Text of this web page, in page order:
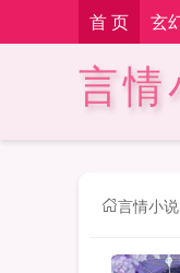
首 页 玄
言情
言情小